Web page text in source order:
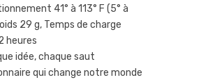
41° à 113° F (5° à
29 g, Temps de charge
heures
idée, chaque saut
qui change notre monde